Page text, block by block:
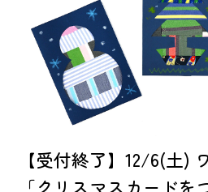
【受付終了】12/6(土)
「クリスマスカードを